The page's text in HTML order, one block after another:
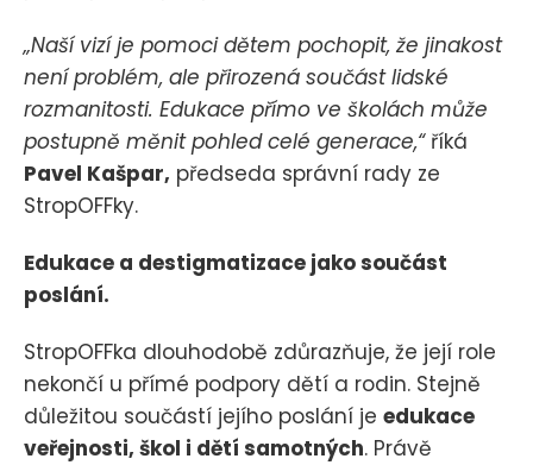
„Naší vizí je pomoci dětem pochopit, že jinakost
není problém, ale přirozená součást lidské
rozmanitosti. Edukace přímo ve školách může
postupně měnit pohled celé generace,“říká
Pavel Kašpar, předseda správní rady ze
StropOFFky.
Edukace a destigmatizace jako součást
poslání.
StropOFFka dlouhodobě zdůrazňuje, že její role
nekončí u přímé podpory dětí a rodin. Stejně
důležitou součástí jejího poslání je edukace
veřejnosti, škol i dětí samotných. Právě